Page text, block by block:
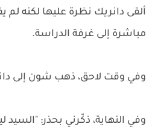
ألقى دانريك نظرة عليها لكنه لم
مباشرة إلى غرفة الدراسة.
وفي وقت لاحق، ذهب شون إلى
وفي النهاية، ذكّرني بحذر: "السيد